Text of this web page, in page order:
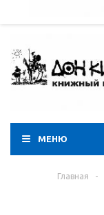
МЕНЮ
Главная -